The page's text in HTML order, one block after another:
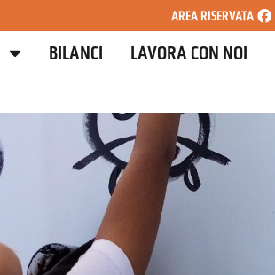
AREA RISERVATA
BILANCI LAVORA CON NOI